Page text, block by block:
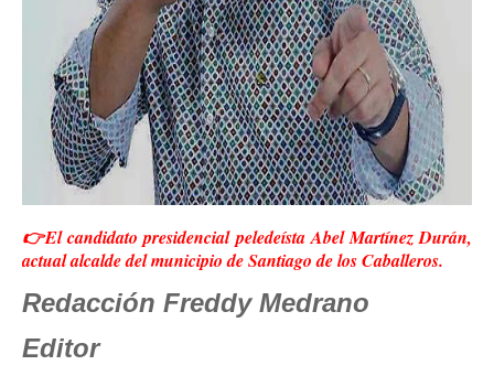
👉El candidato presidencial peledeísta Abel Martínez Durán,
actual alcalde del municipio de Santiago de los Caballeros.
Redacción Freddy Medrano
Editor